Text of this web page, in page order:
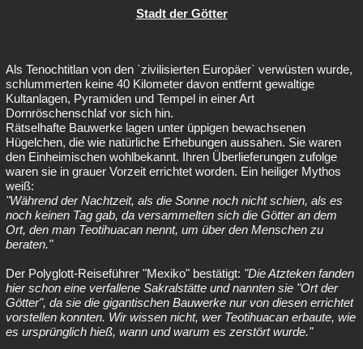
Stadt der Götter
Als Tenochtitlan von den `zivilisierten Europäer` verwüsten wurde,
schlummerten keine 40 Kilometer davon entfernt gewaltige
Kultanlagen, Pyramiden und Tempel in einer Art
Dornröschenschlaf vor sich hin.
Rätselhafte Bauwerke lagen unter üppigen bewachsenen
Hügelchen, die wie natürliche Erhebungen aussahen. Sie waren
den Einheimischen wohlbekannt. Ihren Überlieferungen zufolge
waren sie in grauer Vorzeit errichtet worden. Ein heiliger Mythos
weiß:
"Während der Nachtzeit, als die Sonne noch nicht schien, als es
noch keinen Tag gab, da versammelten sich die Götter an dem
Ort, den man Teotihuacan nennt, um über den Menschen zu
beraten."
Der Polyglott-Reiseführer "Mexiko" bestätigt: "Die Atzteken fanden
hier schon eine verfallene Sakralstätte und nannten sie "Ort der
Götter", da sie die gigantischen Bauwerke nur von diesen errichtet
vorstellen konnten. Wir wissen nicht, wer Teotihuacan erbaute, wie
es ursprünglich hieß, wann und warum es zerstört wurde."